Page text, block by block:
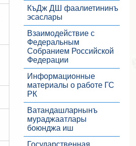
КъДж ДШ фаалиетининъ
эсаслары
Взаимодействие с
Федеральным
Собранием Российской
Федерации
Информационные
материалы о работе ГС
РК
Ватандашларнынъ
мураджаатлары
боюнджа иш
Государственная